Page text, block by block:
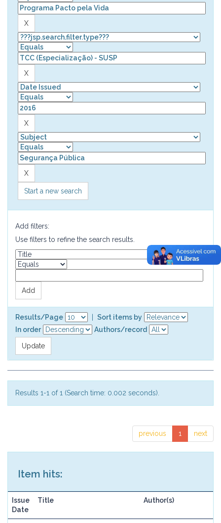
Start a new search
Add filters:
Use filters to refine the search results.
Results/Page
Sort items by
In order
Authors/record
Results 1-1 of 1 (Search time: 0.002 seconds).
previous 1 next
Item hits:
Issue
Date
Title Author(s)